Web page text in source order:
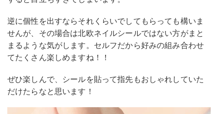
逆に個性を出すならそれくらいでしてもらっても構いま
せんが、その場合は北欧ネイルシールではない方がまと
まるような気がします。セルフだから好みの組み合わせ
てたくさん楽しめますね！！
ぜひ楽しんで、シールを貼って指先もおしゃれしていた
だけたらなと思います！